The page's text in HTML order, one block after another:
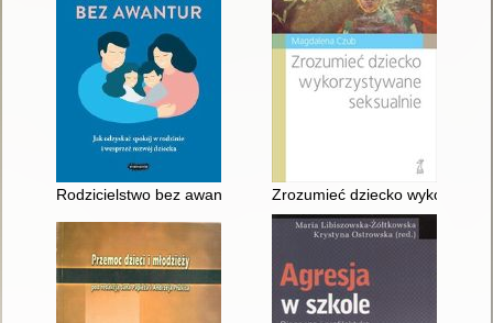
Rodzicielstwo bez awantur : jak odzyskać spokój w rodzinie i
Zrozumieć dziecko